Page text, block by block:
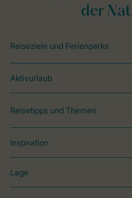
der
Reiseziele und Ferienparks
Aktivurlaub
Reisetipps und Themen
Inspiration
Lage